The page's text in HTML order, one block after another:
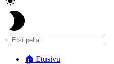
🏠 Etusivu